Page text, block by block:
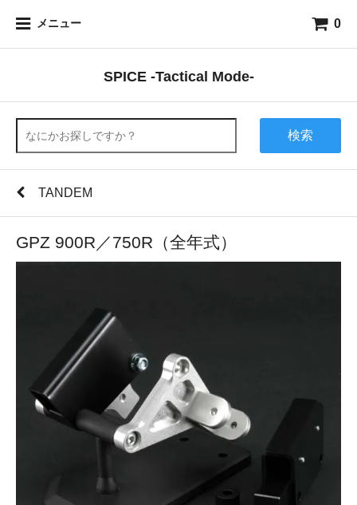
メニュー 0
SPICE -Tactical Mode-
検索
TANDEM
GPZ 900R／750R（全年式）